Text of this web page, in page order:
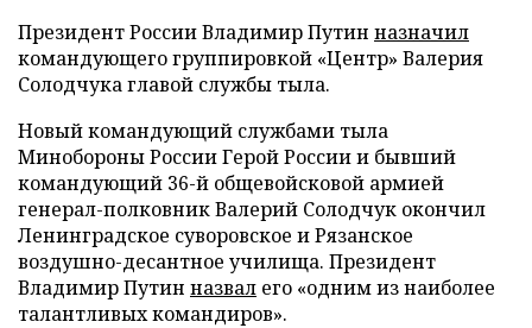
Президент России Владимир Путин назначил
командующего группировкой «Центр» Валерия
Солодчука главой службы тыла.
Новый командующий службами тыла
Минобороны России Герой России и бывший
командующий 36-й общевойсковой армией
генерал-полковник Валерий Солодчук окончил
Ленинградское суворовское и Рязанское
воздушно-десантное училища. Президент
Владимир Путин назвал его «одним из наиболее
талантливых командиров».